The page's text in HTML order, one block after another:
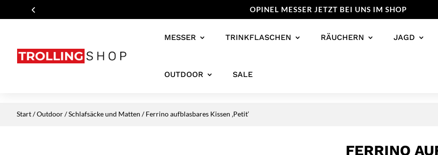
OPINEL MESSER JETZT BEI UNS IM SHOP
MESSER TRINKFLASCHEN RÄUCHERN JAGD
OUTDOOR SALE
Start/Outdoor/Schlafsäcke und Matten / Ferrino aufblasbares Kissen ‚Petit‘
FERRINO